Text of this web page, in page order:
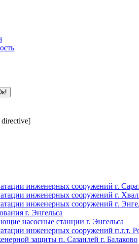
directive]
инженерных сооружений г.
инженерных сооружений г.
инженерных сооружений г.
г. Энгельса
насосные станции г. Энгельса
инженерных сооружений п.г.т.
защиты п. Сазанлей г. Балаково